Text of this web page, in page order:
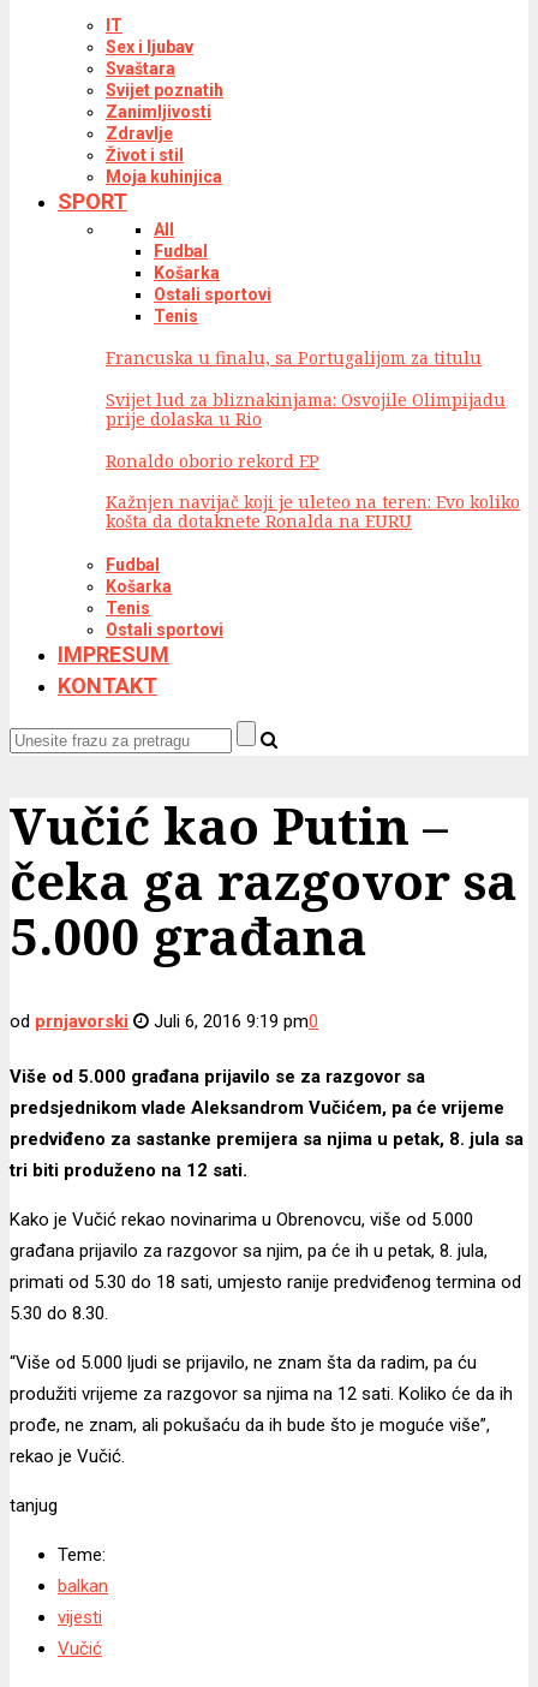
IT
Sex i ljubav
Svaštara
Svijet poznatih
Zanimljivosti
Zdravlje
Život i stil
Moja kuhinjica
SPORT
All
Fudbal
Košarka
Ostali sportovi
Tenis
Francuska u finalu, sa Portugalijom za titulu
Svijet lud za bliznakinjama: Osvojile Olimpijadu
prije dolaska u Rio
Ronaldo oborio rekord EP
Kažnjen navijač koji je uleteo na teren: Evo koliko
košta da dotaknete Ronalda na EURU
Fudbal
Košarka
Tenis
Ostali sportovi
IMPRESUM
KONTAKT
Vučić kao Putin –
čeka ga razgovor sa
5.000 građana
od prnjavorski Juli 6, 2016 9:19 pm0
Više od 5.000 građana prijavilo se za razgovor sa
predsjednikom vlade Aleksandrom Vučićem, pa će vrijeme
predviđeno za sastanke premijera sa njima u petak, 8. jula sa
tri biti produženo na 12 sati.
Kako je Vučić rekao novinarima u Obrenovcu, više od 5.000
građana prijavilo za razgovor sa njim, pa će ih u petak, 8. jula,
primati od 5.30 do 18 sati, umjesto ranije predviđenog termina od
5.30 do 8.30.
“Više od 5.000 ljudi se prijavilo, ne znam šta da radim, pa ću
produžiti vrijeme za razgovor sa njima na 12 sati. Koliko će da ih
prođe, ne znam, ali pokušaću da ih bude što je moguće više”,
rekao je Vučić.
tanjug
Teme:
balkan
vijesti
Vučić